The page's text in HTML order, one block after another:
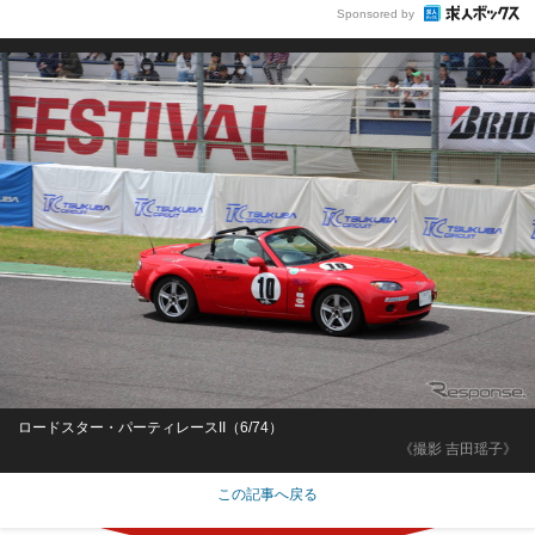
Sponsored by
《撮影 吉田瑶子》
ロードスター・パーティレースII（6/74）
この記事へ戻る